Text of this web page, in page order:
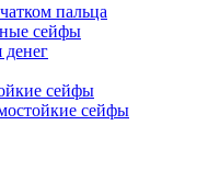
пальца
сейфы
сейфы
сейфы